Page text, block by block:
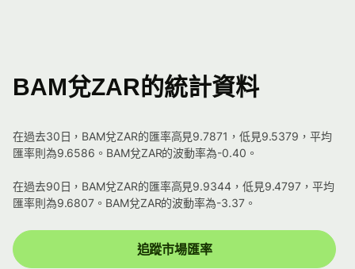
BAM兌ZAR的統計資料
在過去30日，BAM兌ZAR的匯率高見9.7871，低見9.5379，平均
匯率則為9.6586。BAM兌ZAR的波動率為-0.40。
在過去90日，BAM兌ZAR的匯率高見9.9344，低見9.4797，平均
匯率則為9.6807。BAM兌ZAR的波動率為-3.37。
追蹤市場匯率